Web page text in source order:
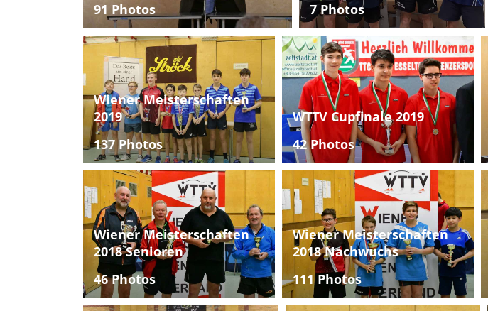
91 Photos
7 Photos
Wiener Meisterschaften
2019
137 Photos
WTTV Cupfinale 2019
42 Photos
Wiener Meisterschaften
2018 Senioren
46 Photos
Wiener Meisterschaften
2018 Nachwuchs
111 Photos